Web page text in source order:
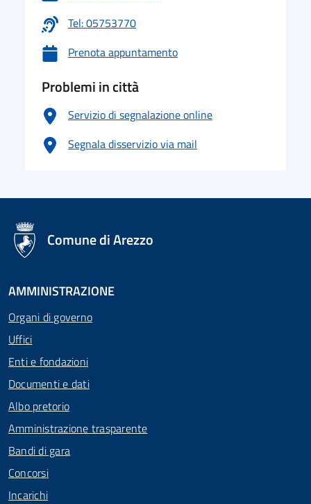
Tel: 05753770
Prenota appuntamento
Problemi in città
Servizio di segnalazione online
Segnala disservizio via mail
logo Unione Europea
Comune di Arezzo
AMMINISTRAZIONE
Organi di governo
Uffici
Enti e fondazioni
Documenti e dati
Albo pretorio
Amministrazione trasparente
Bandi di gara
Concorsi
Incarichi